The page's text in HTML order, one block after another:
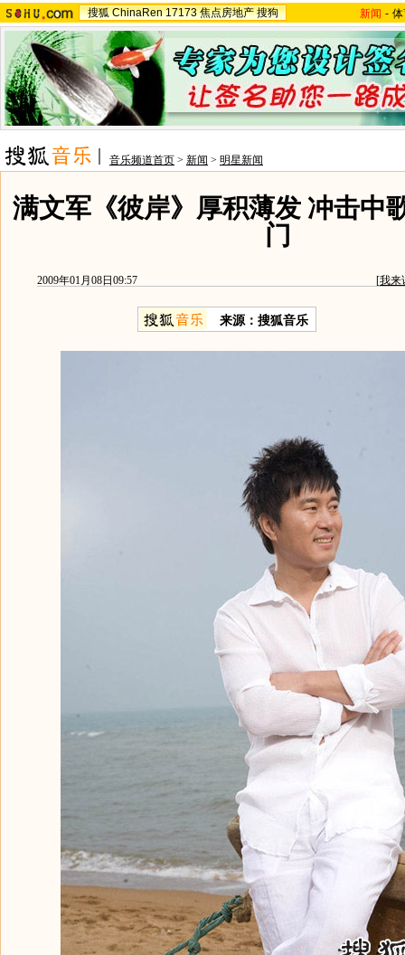
搜狐 ChinaRen 17173 焦点房地产 搜狗 新闻 -
音乐频道首页 > 新闻 > 明星新闻
满文军《彼岸》厚积薄发 冲击中
门
2009年01月08日09:57 [我来
来源：搜狐音乐